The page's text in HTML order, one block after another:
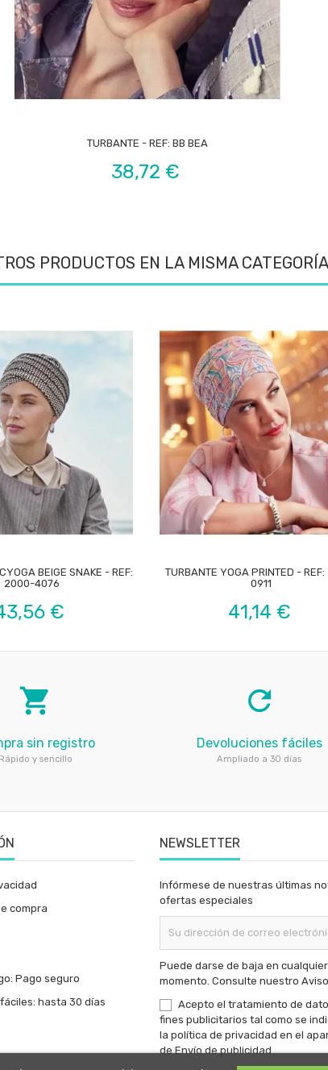

TURBANTE - REF: BB BEA
Precio
38,72 €
PRODUCTOS EN LA MISMA
BEIGE SNAKE - REF:
2000-4076
€

TURBANTE YOGA PRINTED -
0911
Precio
41,14 €
local_grocery_store
sin registro
Rápido y sencillo
refresh
Devoluciones fáciles
Ampliado a 30 días
compra
Pago seguro
hasta 30 días
NEWSLETTER
Infórmese de nuestras últimas
ofertas especiales
Puede darse de baja en cualquier
momento. Consulte nuestro
Acepto el tratamiento de
fines publicitarios tal como se
la política de privacidad en el
de Envío de publicidad